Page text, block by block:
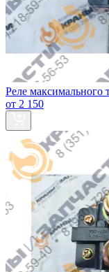
Реле максимального
от 2 150